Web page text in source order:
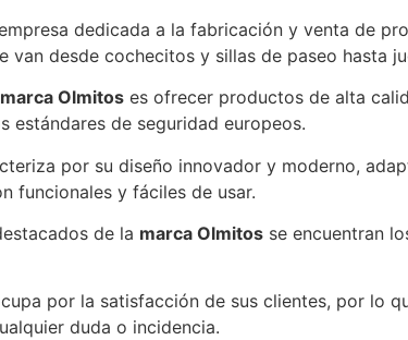
dedicada a la fabricación y venta de
van desde cochecitos y sillas de paseo hasta
marca Olmitos es ofrecer productos de alta
estándares de seguridad europeos.
por su diseño innovador y moderno,
funcionales y fáciles de usar.
de la marca Olmitos se encuentran
por la satisfacción de sus clientes, por lo
duda o incidencia.